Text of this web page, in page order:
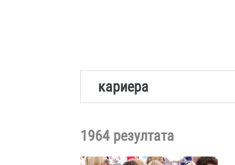
1964 резултата